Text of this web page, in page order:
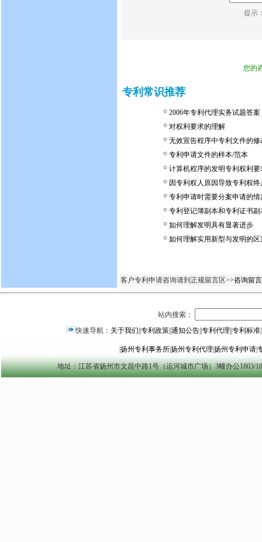
提示
您的
专利常识推荐
2006年专利代理实务试题答案
对权利要求的理解
无效宣告程序中专利文件的修
专利申请文件的样本/范本
计算机程序的发明专利权利
因专利权人原因导致专利权
专利申请时需要分案申请的情
专利登记簿副本和专利证书副
如何理解发明具有显著进步
如何理解实用新型与发明的
客户专利申请咨询请到正规留言区>>咨询留言
站内搜索：
快速导航： 关于我们 专利政策 通知公告 专利代理 专利标准
扬州专利事务所|扬州专利代理 扬州专利申请|
地址：江苏省扬州市文昌中路1号（运河城市广场）3幢办公1803/